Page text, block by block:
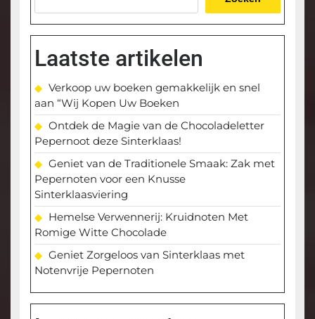
Laatste artikelen
Verkoop uw boeken gemakkelijk en snel
aan “Wij Kopen Uw Boeken
Ontdek de Magie van de Chocoladeletter
Pepernoot deze Sinterklaas!
Geniet van de Traditionele Smaak: Zak met
Pepernoten voor een Knusse
Sinterklaasviering
Hemelse Verwennerij: Kruidnoten Met
Romige Witte Chocolade
Geniet Zorgeloos van Sinterklaas met
Notenvrije Pepernoten